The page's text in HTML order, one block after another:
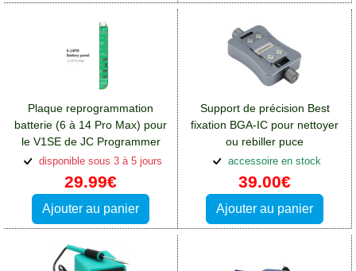
Plaque reprogrammation
batterie (6 à 14 Pro Max) pour
le V1SE de JC Programmer
JCID:Outils Htc One A9
disponible sous 3 à 5 jours
29.99€
Ajouter au panier
Support de précision Best
fixation BGA-IC pour nettoyer
ou rebiller puce
électronique:Outils Htc One A9
accessoire en stock
39.00€
Ajouter au panier